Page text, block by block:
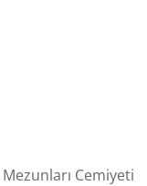
Cemiyeti